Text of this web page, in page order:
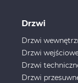
Drzwi
Drzwi
Drzwi
Drzwi
Drzwi